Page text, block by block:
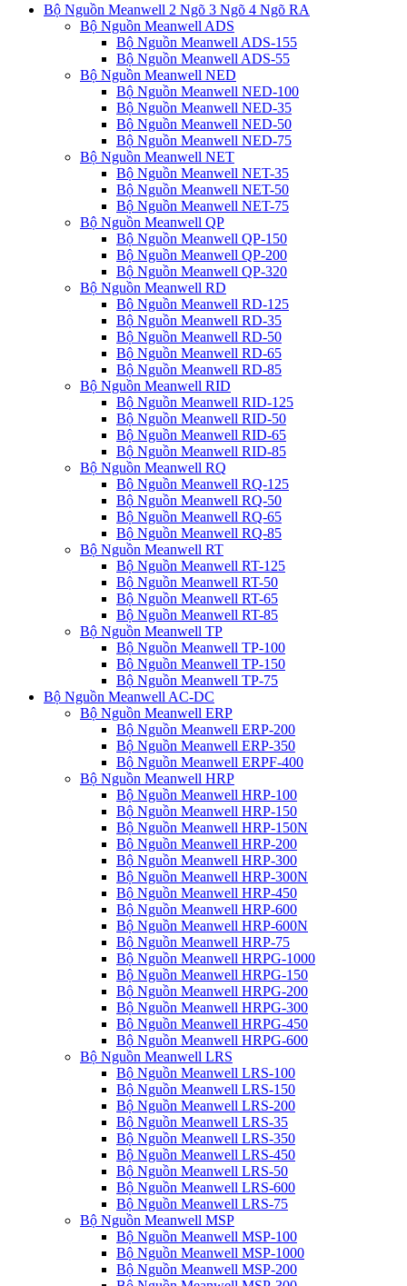
Bộ Nguồn Meanwell 2 Ngõ 3 Ngõ 4 Ngõ RA
Bộ Nguồn Meanwell ADS
Bộ Nguồn Meanwell ADS-155
Bộ Nguồn Meanwell ADS-55
Bộ Nguồn Meanwell NED
Bộ Nguồn Meanwell NED-100
Bộ Nguồn Meanwell NED-35
Bộ Nguồn Meanwell NED-50
Bộ Nguồn Meanwell NED-75
Bộ Nguồn Meanwell NET
Bộ Nguồn Meanwell NET-35
Bộ Nguồn Meanwell NET-50
Bộ Nguồn Meanwell NET-75
Bộ Nguồn Meanwell QP
Bộ Nguồn Meanwell QP-150
Bộ Nguồn Meanwell QP-200
Bộ Nguồn Meanwell QP-320
Bộ Nguồn Meanwell RD
Bộ Nguồn Meanwell RD-125
Bộ Nguồn Meanwell RD-35
Bộ Nguồn Meanwell RD-50
Bộ Nguồn Meanwell RD-65
Bộ Nguồn Meanwell RD-85
Bộ Nguồn Meanwell RID
Bộ Nguồn Meanwell RID-125
Bộ Nguồn Meanwell RID-50
Bộ Nguồn Meanwell RID-65
Bộ Nguồn Meanwell RID-85
Bộ Nguồn Meanwell RQ
Bộ Nguồn Meanwell RQ-125
Bộ Nguồn Meanwell RQ-50
Bộ Nguồn Meanwell RQ-65
Bộ Nguồn Meanwell RQ-85
Bộ Nguồn Meanwell RT
Bộ Nguồn Meanwell RT-125
Bộ Nguồn Meanwell RT-50
Bộ Nguồn Meanwell RT-65
Bộ Nguồn Meanwell RT-85
Bộ Nguồn Meanwell TP
Bộ Nguồn Meanwell TP-100
Bộ Nguồn Meanwell TP-150
Bộ Nguồn Meanwell TP-75
Bộ Nguồn Meanwell AC-DC
Bộ Nguồn Meanwell ERP
Bộ Nguồn Meanwell ERP-200
Bộ Nguồn Meanwell ERP-350
Bộ Nguồn Meanwell ERPF-400
Bộ Nguồn Meanwell HRP
Bộ Nguồn Meanwell HRP-100
Bộ Nguồn Meanwell HRP-150
Bộ Nguồn Meanwell HRP-150N
Bộ Nguồn Meanwell HRP-200
Bộ Nguồn Meanwell HRP-300
Bộ Nguồn Meanwell HRP-300N
Bộ Nguồn Meanwell HRP-450
Bộ Nguồn Meanwell HRP-600
Bộ Nguồn Meanwell HRP-600N
Bộ Nguồn Meanwell HRP-75
Bộ Nguồn Meanwell HRPG-1000
Bộ Nguồn Meanwell HRPG-150
Bộ Nguồn Meanwell HRPG-200
Bộ Nguồn Meanwell HRPG-300
Bộ Nguồn Meanwell HRPG-450
Bộ Nguồn Meanwell HRPG-600
Bộ Nguồn Meanwell LRS
Bộ Nguồn Meanwell LRS-100
Bộ Nguồn Meanwell LRS-150
Bộ Nguồn Meanwell LRS-200
Bộ Nguồn Meanwell LRS-35
Bộ Nguồn Meanwell LRS-350
Bộ Nguồn Meanwell LRS-450
Bộ Nguồn Meanwell LRS-50
Bộ Nguồn Meanwell LRS-600
Bộ Nguồn Meanwell LRS-75
Bộ Nguồn Meanwell MSP
Bộ Nguồn Meanwell MSP-100
Bộ Nguồn Meanwell MSP-1000
Bộ Nguồn Meanwell MSP-200